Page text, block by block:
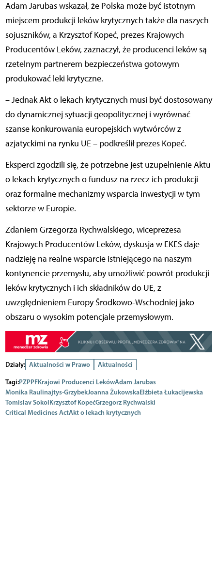
Adam Jarubas wskazał, że Polska może być istotnym
miejscem produkcji leków krytycznych także dla naszych
sojuszników, a Krzysztof Kopeć, prezes Krajowych
Producentów Leków, zaznaczył, że producenci leków są
rzetelnym partnerem bezpieczeństwa gotowym
produkować leki krytyczne.
– Jednak Akt o lekach krytycznych musi być dostosowany
do dynamicznej sytuacji geopolitycznej i wyrównać
szanse konkurowania europejskich wytwórców z
azjatyckimi na rynku UE – podkreślił prezes Kopeć.
Eksperci zgodzili się, że potrzebne jest uzupełnienie Aktu
o lekach krytycznych o fundusz na rzecz ich produkcji
oraz formalne mechanizmy wsparcia inwestycji w tym
sektorze w Europie.
Zdaniem Grzegorza Rychwalskiego, wiceprezesa
Krajowych Producentów Leków, dyskusja w EKES daje
nadzieję na realne wsparcie istniejącego na naszym
kontynencie przemysłu, aby umożliwić powrót produkcji
leków krytycznych i ich składników do UE, z
uwzględnieniem Europy Środkowo-Wschodniej jako
obszaru o wysokim potencjale przemysłowym.
Działy: Aktualności w Prawo
Aktualności
Tagi:PZPPFKrajowi Producenci LekówAdam Jarubas
Monika Raulinajtys-GrzybekJoanna ŻukowskaElżbieta Łukacijewska
Tomislav SokolKrzysztof KopećGrzegorz Rychwalski
Critical Medicines ActAkt o lekach krytycznych